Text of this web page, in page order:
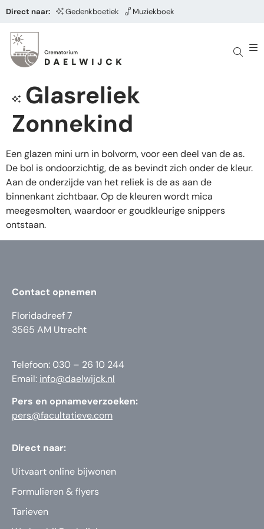
Direct naar: Gedenkboetiek Muziekboek
Glasreliek
Zonnekind
Een glazen mini urn in bolvorm, voor een deel van de as.
De bol is ondoorzichtig, de as bevindt zich onder de kleur.
Aan de onderzijde van het reliek is de as aan de
binnenkant zichtbaar. Op de kleuren wordt mica
meegesmolten, waardoor er goudkleurige snippers
ontstaan.
Contact opnemen
Floridadreef 7
3565 AM Utrecht
Telefoon: 030 – 26 10 244
Email: info@daelwijck.nl
Pers en opnameverzoeken:
pers@facultatieve.com
Direct naar:
Uitvaart online bijwonen
Formulieren & flyers
Tarieven